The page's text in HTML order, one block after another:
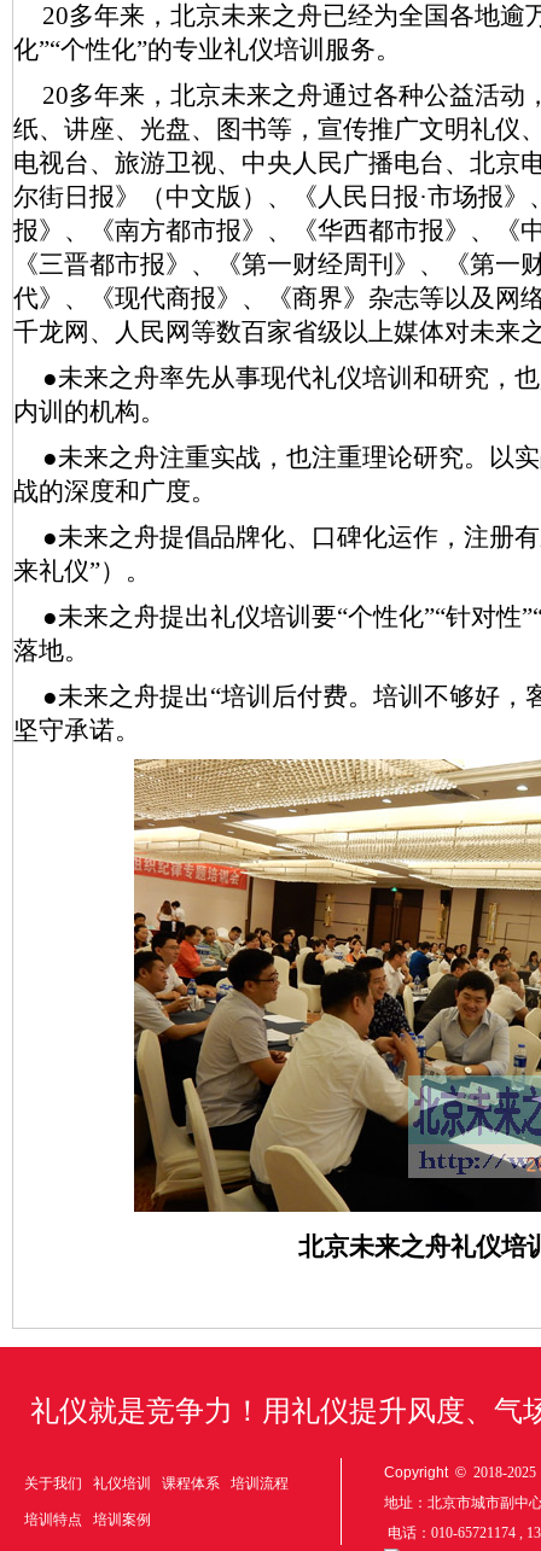
20多年来，北京未来之舟已经为全国各地逾
化”“个性化”的专业礼仪培训服务。
20多年来，北京未来之舟通过各种公益活动
纸、讲座、光盘、图书等，宣传推广文明礼仪
电视台、旅游卫视、中央人民广播电台、北京
尔街日报》（中文版）、《人民日报·市场报
报》、《南方都市报》、《华西都市报》、《
《三晋都市报》、《第一财经周刊》、《第一
代》、《现代商报》、《商界》杂志等以及网
千龙网、人民网等数百家省级以上媒体对未来
●未来之舟率先从事现代礼仪培训和研究，
内训的机构。
●未来之舟注重实战，也注重理论研究。以
战的深度和广度。
●未来之舟提倡品牌化、口碑化运作，注册
来礼仪”）。
●未来之舟提出礼仪培训要“个性化”“针对性
落地。
●未来之舟提出“培训后付费。培训不够好，
坚守承诺。
北京未来之舟礼仪培
礼仪就是竞争力！用礼仪提升风度、气
关于我们 礼仪培训 课程体系 培训流程
培训特点 培训案例
Copyright © 2018-
地址：北京市城市副中
电话：010-65721174 ,